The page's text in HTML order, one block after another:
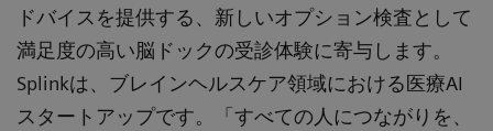
ドバイスを提供する、新しいオプション検査として
満足度の高い脳ドックの受診体験に寄与します。
Splinkは、ブレインヘルスケア領域における医療AI
スタートアップです。「すべての人につながりを、